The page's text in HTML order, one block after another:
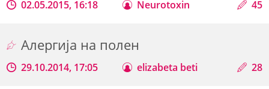
02.05.2015, 16:18 Neurotoxin 45
Алергија на полен
29.10.2014, 17:05 elizabeta beti 28